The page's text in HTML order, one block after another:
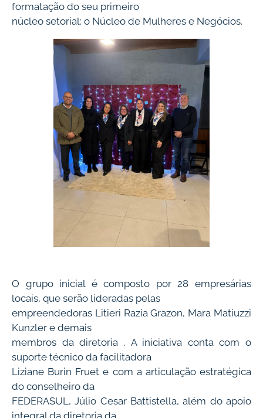
formatação do seu primeiro
núcleo setorial: o Núcleo de Mulheres e Negócios.
O grupo inicial é composto por 28 empresárias
locais, que serão lideradas pelas
empreendedoras Litieri Razia Grazon, Mara Matiuzzi
Kunzler e demais
membros da diretoria . A iniciativa conta com o
suporte técnico da facilitadora
Liziane Burin Fruet e com a articulação estratégica
do conselheiro da
FEDERASUL, Júlio Cesar Battistella, além do apoio